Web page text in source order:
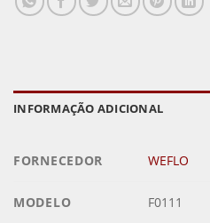
INFORMAÇÃO ADICIONAL
FORNECEDOR WEFLO
MODELO F0111